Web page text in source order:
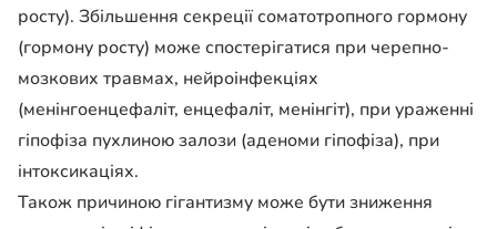
росту). Збільшення секреції соматотропного гормону
(гормону росту) може спостерігатися при черепно-
мозкових травмах, нейроінфекціях
(менінгоенцефаліт, енцефаліт, менінгіт), при ураженні
гіпофіза пухлиною залози (аденоми гіпофіза), при
інтоксикаціях.
Також причиною гігантизму може бути зниження